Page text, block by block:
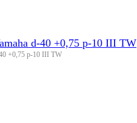
d-40 +0,75 p-10 III TW
+0,75 p-10 III TW